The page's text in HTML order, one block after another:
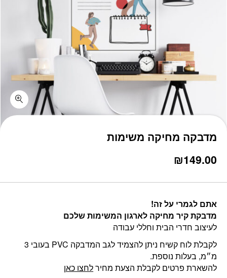
מדבקה מחיקה משימות
₪149.00
אתם לגמרי על זה!
מדבקת קיר מחיקה לארגון המשימות שלכם
לעיצוב חדרי הבית וחללי עבודה
לקבלת לוח קשיח ניתן להצמיד לגב המדבקה PVC בעובי 3
מ״מ, בעלות נוספת.
להשארת פרטים לקבלת הצעת מחירלחצו כאן
כמות מדבקה מחיקה משימות